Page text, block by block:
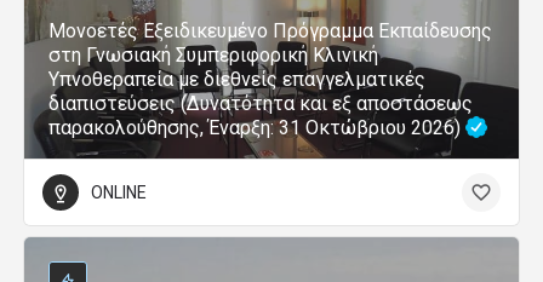
Μονοετές Εξειδικευμένο Πρόγραμμα Εκπαίδευσης
στη Γνωσιακή Συμπεριφορική Κλινική
Υπνοθεραπεία με διεθνείς επαγγελματικές
διαπιστεύσεις (Δυνατότητα και εξ αποστάσεως
παρακολούθησης, Έναρξη: 31 Οκτώβριου 2026)
ONLINE